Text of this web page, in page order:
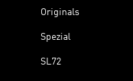
Originals
Spezial
SL72